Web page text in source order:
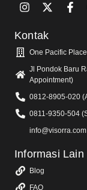
Kontak
One Pacific
Jl Pondok Baru
Appointment)
0812-8905-020
0811-9350-504
info@visorra.com
Informasi Lain
Blog
FAQ